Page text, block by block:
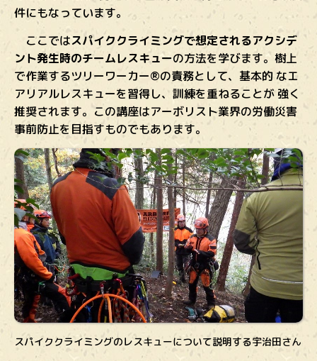
件にもなっています。
ここではスパイククライミングで想定されるアクシデ
ント発生時のチームレスキューの方法を学びます。樹上
で作業するツリーワーカー®の責務として、基本的 なエ
アリアルレスキューを習得し、訓練を重ねることが 強く
推奨されます。この講座はアーボリスト業界の労働災害
事前防止を目指すものでもあります。
スパイククライミングのレスキューについて説明する宇治田さん